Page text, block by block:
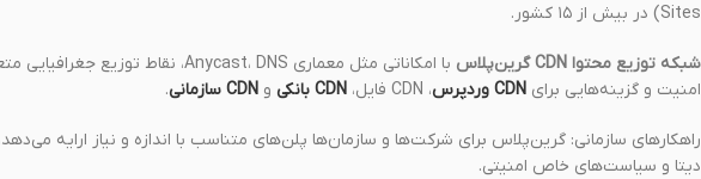
Sites) در بیش از ۱۵ کشور.
شبکه توزیع محتوا CDN گرین‌پلاس
امنیت و گزینه‌هایی برای CDN وردپرس ، CDN فایل، CDN بانکی و CDN سازمانی .
راهکارهای سازمانی: گرین‌پلاس برای شرکت‌ها و سازمان‌ها پلن‌های متناسب با اندازه و نیاز ارایه
دیتا و سیاست‌های خاص امنیتی.